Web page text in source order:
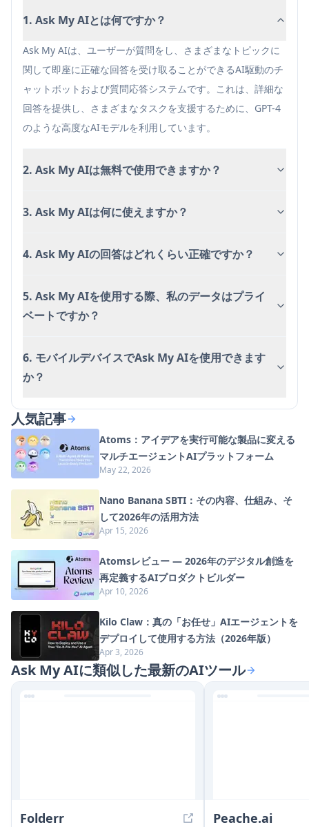
1. Ask My AIとは何ですか？
Ask My AIは、ユーザーが質問をし、さまざまなトピックに
関して即座に正確な回答を受け取ることができるAI駆動のチ
ャットボットおよび質問応答システムです。これは、詳細な
回答を提供し、さまざまなタスクを支援するために、GPT-4
のような高度なAIモデルを利用しています。
2. Ask My AIは無料で使用できますか？
3. Ask My AIは何に使えますか？
4. Ask My AIの回答はどれくらい正確ですか？
5. Ask My AIを使用する際、私のデータはプライ
ベートですか？
6. モバイルデバイスでAsk My AIを使用できます
か？
人気記事
Atoms：アイデアを実行可能な製品に変える
マルチエージェントAIプラットフォーム
May 22, 2026
Nano Banana SBTI：その内容、仕組み、そ
して2026年の活用方法
Apr 15, 2026
Atomsレビュー — 2026年のデジタル創造を
再定義するAIプロダクトビルダー
Apr 10, 2026
Kilo Claw：真の「お任せ」AIエージェントを
デプロイして使用する方法（2026年版）
Apr 3, 2026
Ask My AIに類似した最新のAIツール
Folderr Peache.ai